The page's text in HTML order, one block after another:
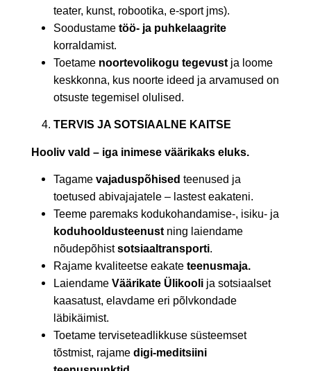
teater, kunst, robootika, e-sport jms).
Soodustametöö- ja puhkelaagrite
korraldamist.
Toetame noortevolikogu tegevust ja loome
keskkonna, kus noorte ideed ja arvamused on
otsuste tegemisel olulised.
TERVIS JA SOTSIAALNE KAITSE
Hooliv vald – iga inimese väärikaks eluks.
Tagamevajaduspõhised teenused ja
toetused abivajajatele – lastest eakateni.
Teeme paremaks kodukohandamise-, isiku- ja
koduhooldusteenust ning laiendame
nõudepõhistsotsiaaltransporti.
Rajame kvaliteetse eakateteenusmaja.
LaiendameVäärikate Ülikooli ja sotsiaalset
kaasatust, elavdame eri põlvkondade
läbikäimist.
Toetame terviseteadlikkuse süsteemset
tõstmist, rajamedigi-meditsiini